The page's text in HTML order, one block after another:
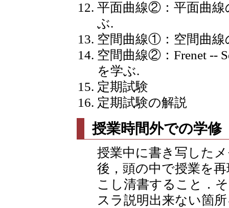
平面曲線②：平面曲線
ぶ.
空間曲線①：空間曲線
空間曲線②：Frenet --
を学ぶ.
定期試験
定期試験の解説
授業時間外での学修
授業中に書き写した
後，頭の中で授業を
こし清書すること．
スラ説明出来ない箇